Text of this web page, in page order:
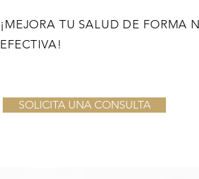
¡MEJORA TU SALUD DE FORMA
EFECTIVA!
SOLICITA UNA CONSULTA